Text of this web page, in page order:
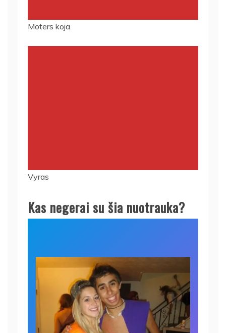
Moters koja
Vyras
Kas negerai su šia nuotrauka?